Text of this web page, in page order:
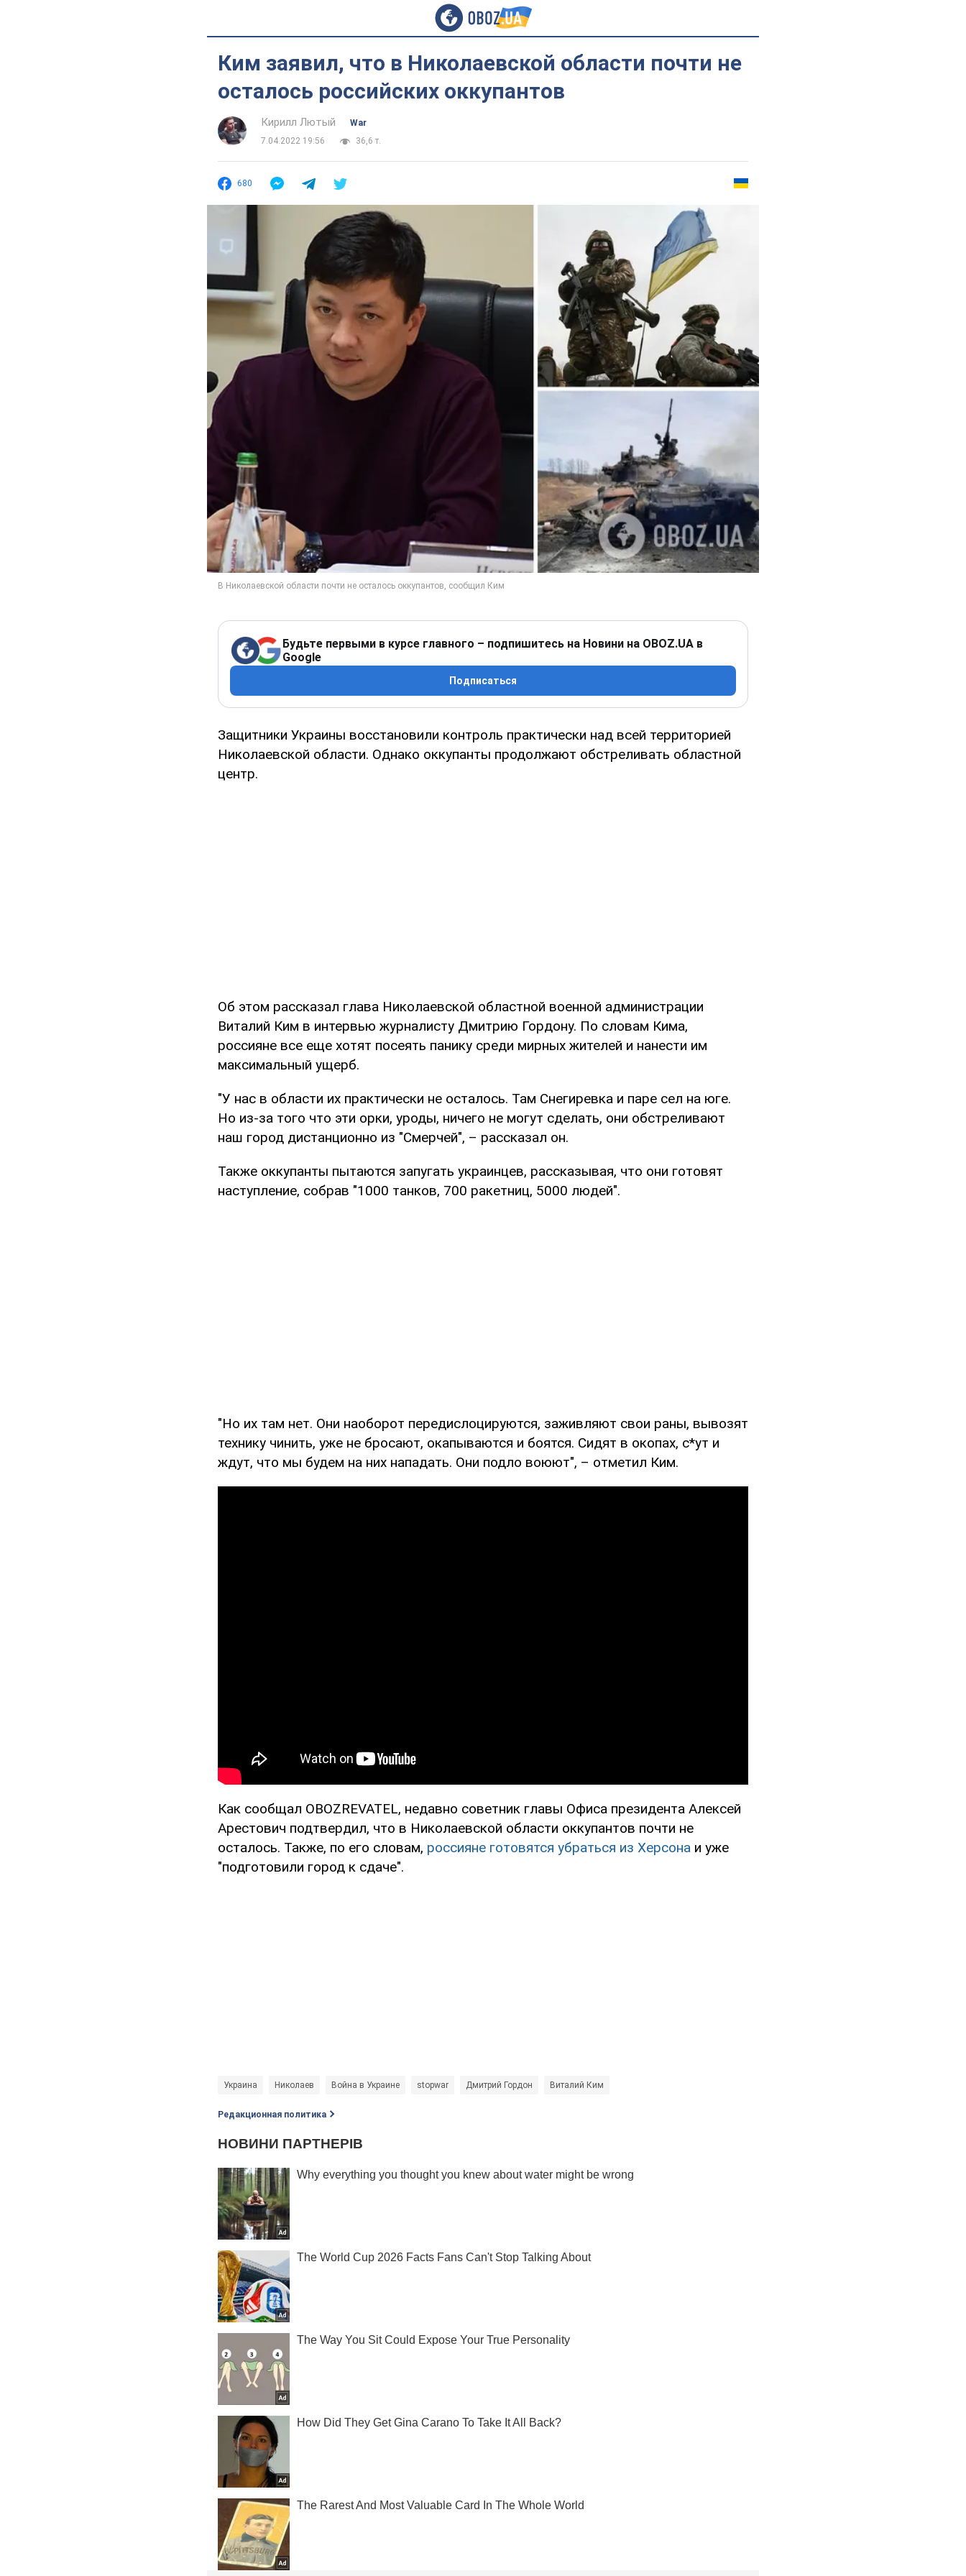
Ким заявил, что в Николаевской области почти не
осталось российских оккупантов
Кирилл Лютый
War
7.04.2022 19:56
36,6 т.
680
Будьте первыми в курсе главного – подпишитесь на Новини на OBOZ.UA в
Google
Подписаться
Защитники Украины восстановили контроль практически над всей территорией
Николаевской области. Однако оккупанты продолжают обстреливать областной
центр.
Об этом рассказал глава Николаевской областной военной администрации
Виталий Ким в интервью журналисту Дмитрию Гордону. По словам Кима,
россияне все еще хотят посеять панику среди мирных жителей и нанести им
максимальный ущерб.
"У нас в области их практически не осталось. Там Снегиревка и паре сел на юге.
Но из-за того что эти орки, уроды, ничего не могут сделать, они обстреливают
наш город дистанционно из "Смерчей", – рассказал он.
Также оккупанты пытаются запугать украинцев, рассказывая, что они готовят
наступление, собрав "1000 танков, 700 ракетниц, 5000 людей".
"Но их там нет. Они наоборот передислоцируются, заживляют свои раны, вывозят
технику чинить, уже не бросают, окапываются и боятся. Сидят в окопах, с*ут и
ждут, что мы будем на них нападать. Они подло воюют", – отметил Ким.
Как сообщал OBOZREVATEL, недавно советник главы Офиса президента Алексей
Арестович подтвердил, что в Николаевской области оккупантов почти не
осталось. Также, по его словам, россияне готовятся убраться из Херсона и уже
"подготовили город к сдаче".
Украина Николаев Война в Украине stopwar Дмитрий Гордон Виталий Ким
Редакционная политика